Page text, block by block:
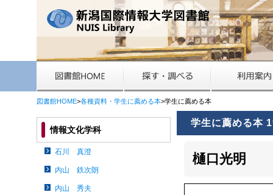
図書館HOME>各種資料・学生に薦める本>学生に薦める本
情報文化学科
石川 真澄
内山 鉄次朗
内山 秀夫
学生に薦める本
樋口光明